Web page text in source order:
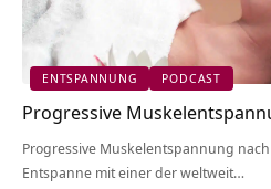
ENTSPANNUNG PODCAST
Progressive
Progressive Muskelentspannung nach
Entspanne mit einer der weltweit…